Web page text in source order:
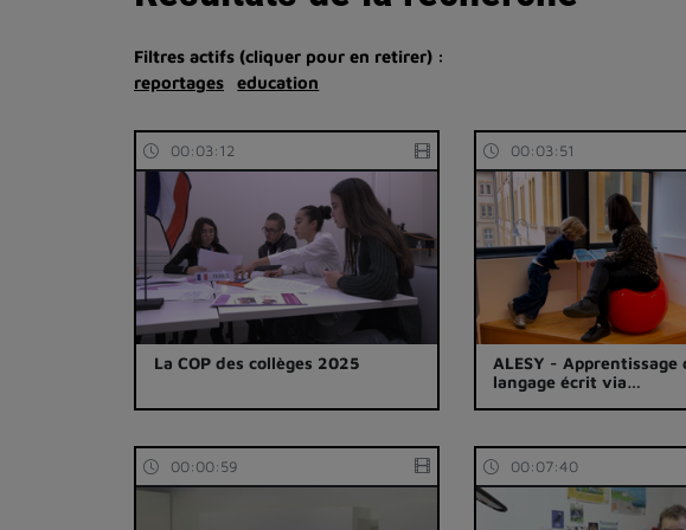
Filtres actifs (cliquer pour en retirer) :
reportages
education
00:03:12
La COP des collèges 2025
00:03:51
ALESY - Apprentissage
langage écrit via…
00:00:59 00:07:40